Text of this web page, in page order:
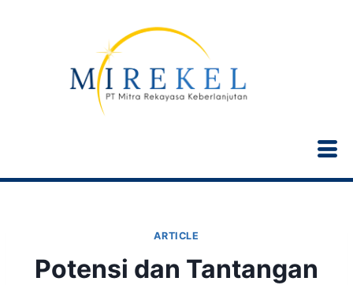
ARTICLE
Potensi dan Tantangan